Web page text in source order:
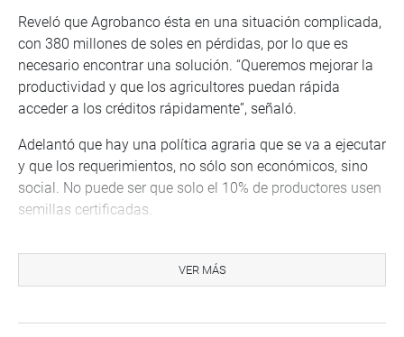
Reveló que Agrobanco ésta en una situación complicada,
con 380 millones de soles en pérdidas, por lo que es
necesario encontrar una solución. “Queremos mejorar la
productividad y que los agricultores puedan rápida
acceder a los créditos rápidamente”, señaló.
Adelantó que hay una política agraria que se va a ejecutar
y que los requerimientos, no sólo son económicos, sino
social. No puede ser que solo el 10% de productores usen
semillas certificadas.
exposición en la sesión conjunta de las comisiones de
Agricultura y Economía, en el Hemiciclo Raúl Porras
VER MÁS